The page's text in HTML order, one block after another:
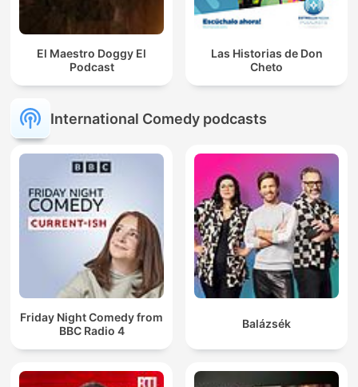
El Maestro Doggy El
Podcast
Las Historias de Don
Cheto
International Comedy podcasts
Friday Night Comedy from
BBC Radio 4
Balázsék